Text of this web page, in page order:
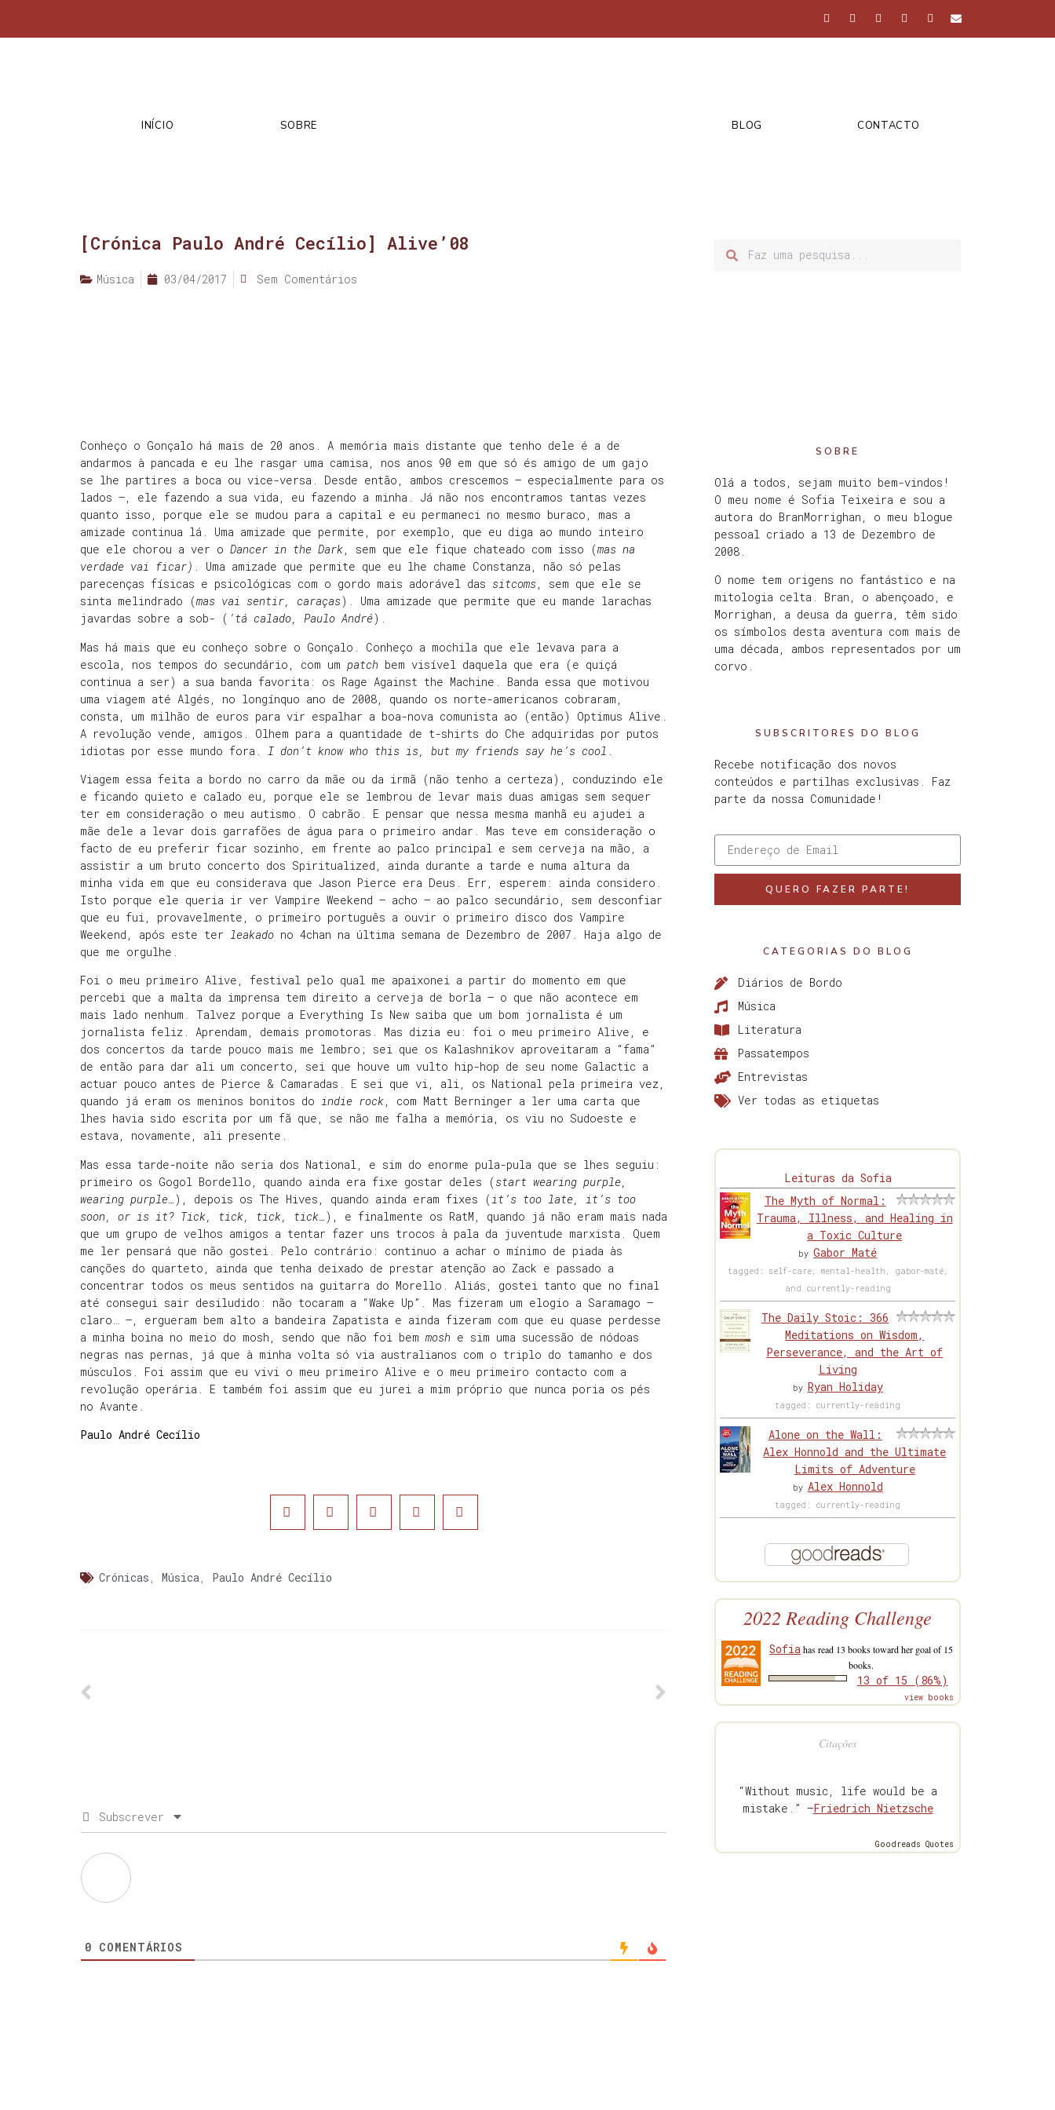
INÍCIO SOBRE BLOG CONTACTO
[Crónica Paulo André Cecílio] Alive’08
Música 03/04/2017 Sem Comentários
Conheço o Gonçalo há mais de 20 anos. A memória mais distante que tenho dele é a de
andarmos à pancada e eu lhe rasgar uma camisa, nos anos 90 em que só és amigo de um gajo
se lhe partires a boca ou vice-versa. Desde então, ambos crescemos – especialmente para os
lados –, ele fazendo a sua vida, eu fazendo a minha. Já não nos encontramos tantas vezes
quanto isso, porque ele se mudou para a capital e eu permaneci no mesmo buraco, mas a
amizade continua lá. Uma amizade que permite, por exemplo, que eu diga ao mundo inteiro
que ele chorou a ver o Dancer in the Dark, sem que ele fique chateado com isso (mas na
verdade vai ficar) . Uma amizade que permite que eu lhe chame Constanza, não só pelas
parecenças físicas e psicológicas com o gordo mais adorável das sitcoms , sem que ele se
sinta melindrado (mas vai sentir, caraças). Uma amizade que permite que eu mande larachas
javardas sobre a sob- ( ’tá calado, Paulo André).
Mas há mais que eu conheço sobre o Gonçalo. Conheço a mochila que ele levava para a
escola, nos tempos do secundário, com um patch bem visível daquela que era (e quiçá
continua a ser) a sua banda favorita: os Rage Against the Machine. Banda essa que motivou
uma viagem até Algés, no longínquo ano de 2008, quando os norte-americanos cobraram,
consta, um milhão de euros para vir espalhar a boa-nova comunista ao (então) Optimus Alive.
A revolução vende, amigos. Olhem para a quantidade de t-shirts do Che adquiridas por putos
idiotas por esse mundo fora.
I don’t know who this is, but my friends say he’s cool
Viagem essa feita a bordo no carro da mãe ou da irmã (não tenho a certeza), conduzindo ele
e ficando quieto e calado eu, porque ele se lembrou de levar mais duas amigas sem sequer
ter em consideração o meu autismo. O cabrão. E pensar que nessa mesma manhã eu ajudei a
mãe dele a levar dois garrafões de água para o primeiro andar. Mas teve em consideração o
facto de eu preferir ficar sozinho, em frente ao palco principal e sem cerveja na mão, a
assistir a um bruto concerto dos Spiritualized, ainda durante a tarde e numa altura da
minha vida em que eu considerava que Jason Pierce era Deus. Err, esperem: ainda considero.
Isto porque ele queria ir ver Vampire Weekend – acho – ao palco secundário, sem desconfiar
que eu fui, provavelmente, o primeiro português a ouvir o primeiro disco dos Vampire
Weekend, após este ter leakado no 4chan na última semana de Dezembro de 2007. Haja algo de
que me orgulhe.
Foi o meu primeiro Alive, festival pelo qual me apaixonei a partir do momento em que
percebi que a malta da imprensa tem direito a cerveja de borla – o que não acontece em
mais lado nenhum. Talvez porque a Everything Is New saiba que um bom jornalista é um
jornalista feliz. Aprendam, demais promotoras. Mas dizia eu: foi o meu primeiro Alive, e
dos concertos da tarde pouco mais me lembro; sei que os Kalashnikov aproveitaram a “fama”
de então para dar ali um concerto, sei que houve um vulto hip-hop de seu nome Galactic a
actuar pouco antes de Pierce & Camaradas. E sei que vi, ali, os National pela primeira vez,
quando já eram os meninos bonitos do indie rock, com Matt Berninger a ler uma carta que
lhes havia sido escrita por um fã que, se não me falha a memória, os viu no Sudoeste e
estava, novamente, ali presente.
Mas essa tarde-noite não seria dos National, e sim do enorme pula-pula que se lhes seguiu:
primeiro os Gogol Bordello, quando ainda era fixe gostar deles (start wearing purple,
wearing purple…), depois os The Hives, quando ainda eram fixes (it’s too late, it’s too
soon, or is it? Tick, tick, tick, tick…), e finalmente os RatM, quando já não eram mais nada
que um grupo de velhos amigos a tentar fazer uns trocos à pala da juventude marxista. Quem
me ler pensará que não gostei. Pelo contrário: continuo a achar o mínimo de piada às
canções do quarteto, ainda que tenha deixado de prestar atenção ao Zack e passado a
concentrar todos os meus sentidos na guitarra do Morello. Aliás, gostei tanto que no final
até consegui sair desiludido: não tocaram a “Wake Up”. Mas fizeram um elogio a Saramago –
claro… –, ergueram bem alto a bandeira Zapatista e ainda fizeram com que eu quase perdesse
a minha boina no meio do mosh, sendo que não foi bem mosh e sim uma sucessão de nódoas
negras nas pernas, já que à minha volta só via australianos com o triplo do tamanho e dos
músculos. Foi assim que eu vivi o meu primeiro Alive e o meu primeiro contacto com a
revolução operária. E também foi assim que eu jurei a mim próprio que nunca poria os pés
no Avante.
Paulo André Cecílio
Crónicas Música Paulo André Cecílio
Subscrever
0 COMENTÁRIOS
SOBRE
Olá a todos, sejam muito bem-vindos!
O meu nome é Sofia Teixeira e sou a
autora do BranMorrighan, o meu blogue
pessoal criado a 13 de Dezembro de
2008.
O nome tem origens no fantástico e na
mitologia celta. Bran, o abençoado, e
Morrighan, a deusa da guerra, têm sido
os símbolos desta aventura com mais de
uma década, ambos representados por um
corvo.
SUBSCRITORES DO BLOG
Recebe notificação dos novos
conteúdos e partilhas exclusivas. Faz
parte da nossa Comunidade!
QUERO FAZER PARTE!
CATEGORIAS DO BLOG
Diários de Bordo
Música
Literatura
Passatempos
Entrevistas
Ver todas as etiquetas
Leituras da Sofia
The Myth of Normal:
Trauma, Illness, and Healing in
a Toxic Culture
byGabor Maté
tagged: self-care, mental-health, gabor-maté,
and currently-reading
The Daily Stoic: 366
Meditations on Wisdom,
Perseverance, and the Art of
Living
by Ryan Holiday
tagged: currently-reading
Alone on the Wall:
Alex Honnold and the Ultimate
Limits of Adventure
by Alex Honnold
tagged: currently-reading
2022 Reading Challenge
Sofiahas read 13 books toward her goal of 15
books.
13 of 15 (86%)
view books
Citações
“Without music, life would be a
mistake.” —Friedrich Nietzsche
Goodreads Quotes